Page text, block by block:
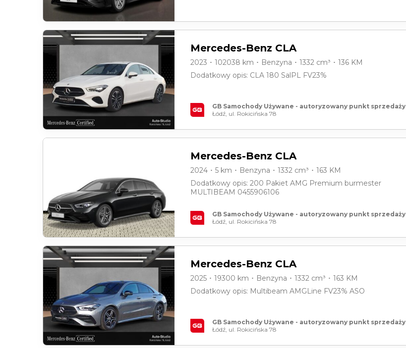
Mercedes-Benz CLA
2023 ･ 102038 km ･ Benzyna ･ 1332 cm³ ･ 136 KM
Dodatkowy opis: CLA 180 SalPL FV23%
GB Samochody Używane - autoryzowany punkt sprzedaży
Łódź, ul. Rokicińska 78
Mercedes-Benz CLA
2024 ･ 5 km ･ Benzyna ･ 1332 cm³ ･ 163 KM
Dodatkowy opis: 200 Pakiet AMG Premium burmester
MULTIBEAM 0455906106
GB Samochody Używane - autoryzowany punkt sprzedaży
Łódź, ul. Rokicińska 78
Mercedes-Benz CLA
2025 ･ 19300 km ･ Benzyna ･ 1332 cm³ ･ 163 KM
Dodatkowy opis: Multibeam AMGLine FV23% ASO
GB Samochody Używane - autoryzowany punkt sprzedaży
Łódź, ul. Rokicińska 78